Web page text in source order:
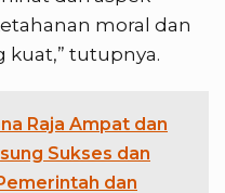
moral dan
kuat,” tutupnya.
Raja Ampat dan
Sukses dan
dan